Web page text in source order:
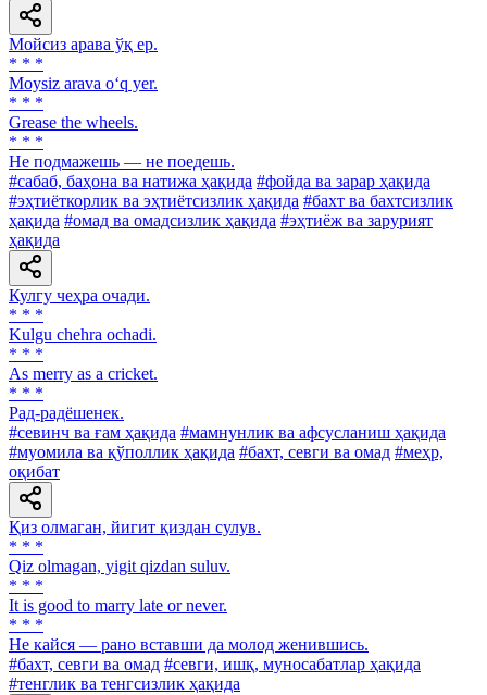
Мойсиз арава ўқ ер.
* * *
Moysiz arava o‘q yer.
* * *
Grease the wheels.
* * *
He подмажешь — не поедешь.
#сабаб, баҳона ва натижа ҳақида #фойда ва зарар ҳақида
#эҳтиёткорлик ва эҳтиётсизлик ҳақида #бахт ва бахтсизлик
ҳақида #омад ва омадсизлик ҳақида #эҳтиёж ва зарурият
ҳақида
Кулгу чеҳра очади.
* * *
Kulgu chehra ochadi.
* * *
As merry as a cricket.
* * *
Рад-радёшенек.
#севинч ва ғам ҳақида #мамнунлик ва афсусланиш ҳақида
#муомила ва қўполлик ҳақида #бахт, севги ва омад #меҳр,
оқибат
Қиз олмаган, йигит қиздан сулув.
* * *
Qiz olmagan, yigit qizdan suluv.
* * *
It is good to marry late or never.
* * *
He кайся — рано вставши да молод женившись.
#бахт, севги ва омад #севги, ишқ, муносабатлар ҳақида
#тенглик ва тенгсизлик ҳақида